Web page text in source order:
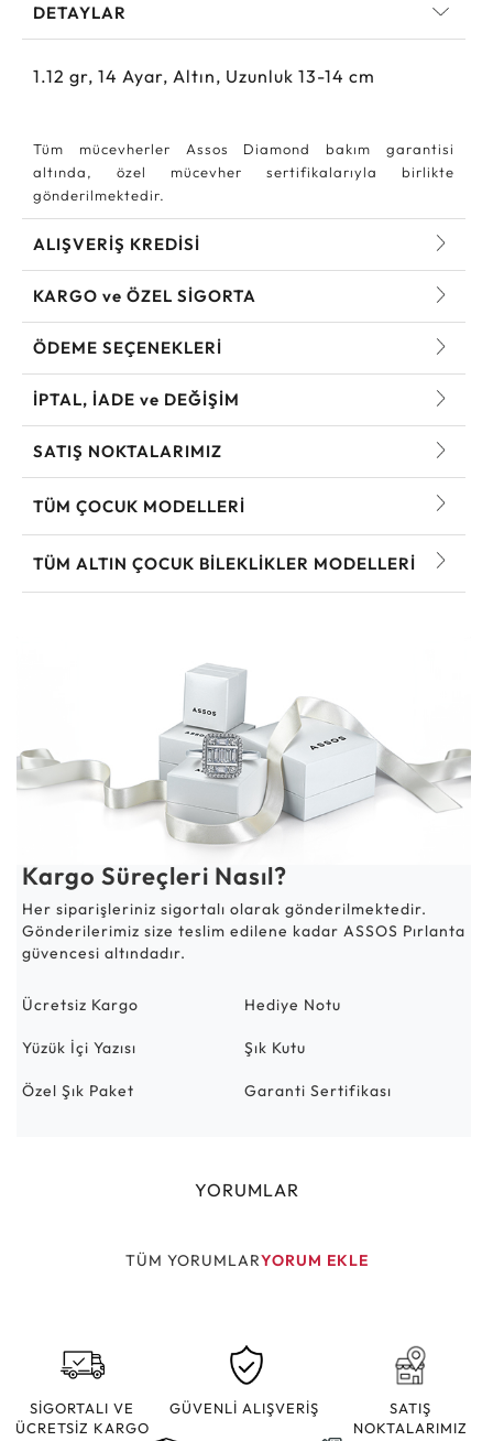
DETAYLAR
1.12 gr, 14 Ayar, Altın, Uzunluk 13-14 cm
Tüm mücevherler Assos Diamond bakım garantisi
altında, özel mücevher sertifikalarıyla birlikte
gönderilmektedir.
ALIŞVERİŞ KREDİSİ
KARGO ve ÖZEL SİGORTA
ÖDEME SEÇENEKLERİ
İPTAL, İADE ve DEĞİŞİM
SATIŞ NOKTALARIMIZ
TÜM ÇOCUK MODELLERI
TÜM ALTIN ÇOCUK BILEKLIKLER MODELLERI
Kargo Süreçleri Nasıl?
Her siparişleriniz sigortalı olarak gönderilmektedir.
Gönderilerimiz size teslim edilene kadar ASSOS Pırlanta
güvencesi altındadır.
Ücretsiz Kargo Hediye Notu
Yüzük İçi Yazısı Şık Kutu
Özel Şık Paket Garanti Sertifikası
YORUMLAR
TÜM YORUMLARYORUM EKLE
SİGORTALI VE
ÜCRETSİZ KARGO
GÜVENLİ ALIŞVERİŞ
SATIŞ
NOKTALARIMIZ